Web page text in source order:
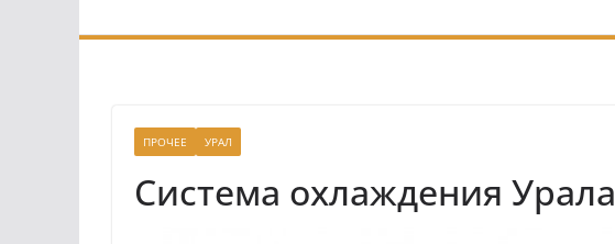
ПРОЧЕЕ УРАЛ
Система охлаждения Урала